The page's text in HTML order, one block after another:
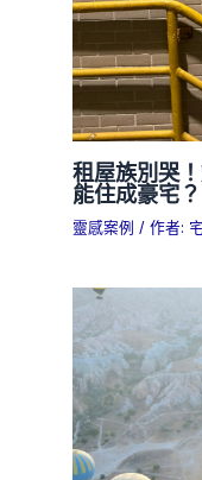
租屋族別哭
能住成豪宅？
靈感案例 / 作者: